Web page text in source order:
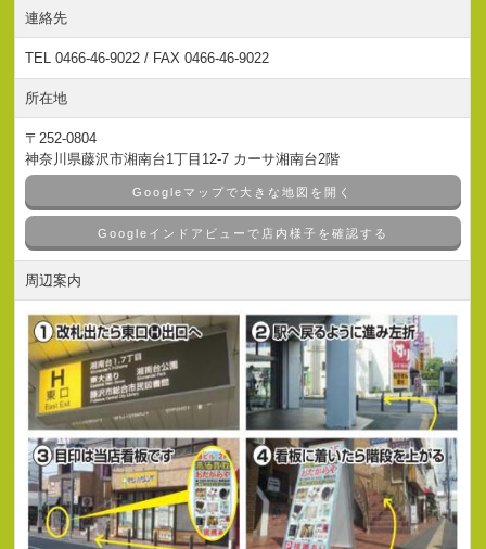
連絡先
TEL 0466-46-9022 / FAX 0466-46-9022
所在地
〒252-0804
神奈川県藤沢市湘南台1丁目12-7 カーサ湘南台2階
Googleマップで大きな地図を開く
Googleインドアビューで店内様子を確認する
周辺案内